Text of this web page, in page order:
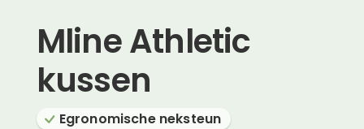
Mline Athletic
kussen
Egronomische neksteun